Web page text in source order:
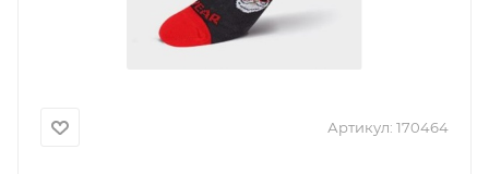
Артикул: 170464